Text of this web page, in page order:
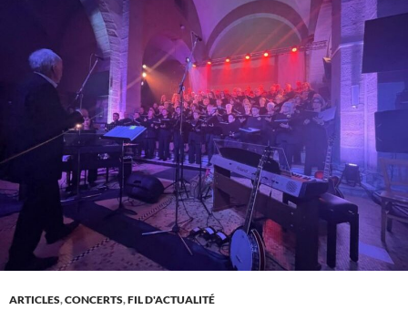
ARTICLES,CONCERTS,FIL D'ACTUALITÉ